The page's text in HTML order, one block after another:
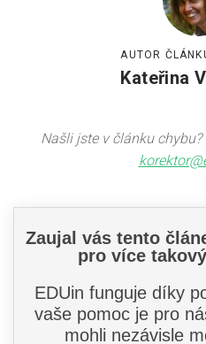
AUTOR
Kateřina
Našli jste v článku